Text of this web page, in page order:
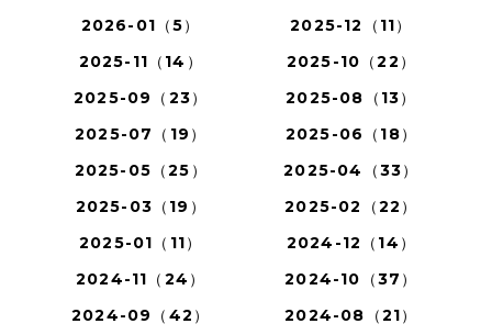
2026-01（5）
2025-12（11）
2025-11（14）
2025-10（22）
2025-09（23）
2025-08（13）
2025-07（19）
2025-06（18）
2025-05（25）
2025-04（33）
2025-03（19）
2025-02（22）
2025-01（11）
2024-12（14）
2024-11（24）
2024-10（37）
2024-09（42）
2024-08（21）